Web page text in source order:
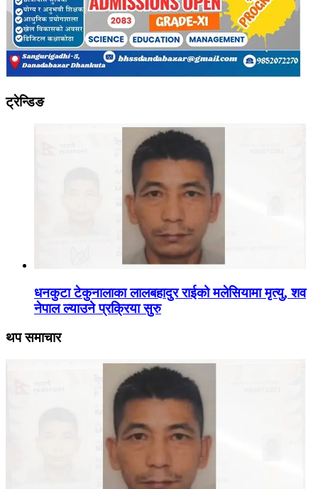
ट्रेन्डिङ
धनकुटा टेकुनालाका लालबहादुर राईको मलेसियामा मृत्यु, शव
नेपाल ल्याउने प्रक्रिया सुरु
थप समाचार